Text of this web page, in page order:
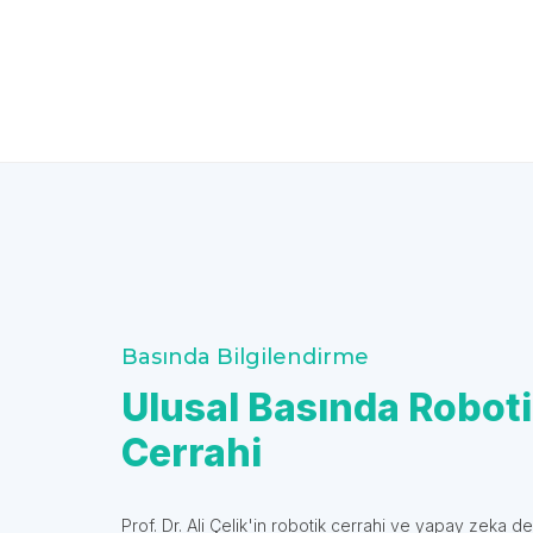
Basında Bilgilendirme
Ulusal Basında
Cerrahi
Prof. Dr. Ali Çelik'in robotik cerrahi ve yapay zeka